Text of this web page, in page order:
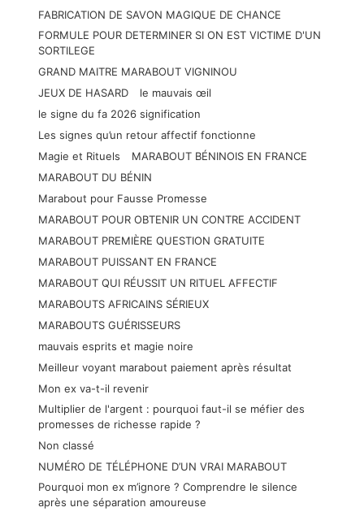
FABRICATION DE SAVON MAGIQUE DE CHANCE
FORMULE POUR DETERMINER SI ON EST VICTIME D'UN
SORTILEGE
GRAND MAITRE MARABOUT VIGNINOU
JEUX DE HASARD
le mauvais œil
le signe du fa 2026 signification
Les signes qu’un retour affectif fonctionne
Magie et Rituels
MARABOUT BÉNINOIS EN FRANCE
MARABOUT DU BÉNIN
Marabout pour Fausse Promesse
MARABOUT POUR OBTENIR UN CONTRE ACCIDENT
MARABOUT PREMIÈRE QUESTION GRATUITE
MARABOUT PUISSANT EN FRANCE
MARABOUT QUI RÉUSSIT UN RITUEL AFFECTIF
MARABOUTS AFRICAINS SÉRIEUX
MARABOUTS GUÉRISSEURS
mauvais esprits et magie noire
Meilleur voyant marabout paiement après résultat
Mon ex va-t-il revenir
Multiplier de l'argent : pourquoi faut-il se méfier des
promesses de richesse rapide ?
Non classé
NUMÉRO DE TÉLÉPHONE D’UN VRAI MARABOUT
Pourquoi mon ex m’ignore ? Comprendre le silence
après une séparation amoureuse